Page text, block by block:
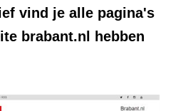
vind je alle pagina's
brabant.nl hebben